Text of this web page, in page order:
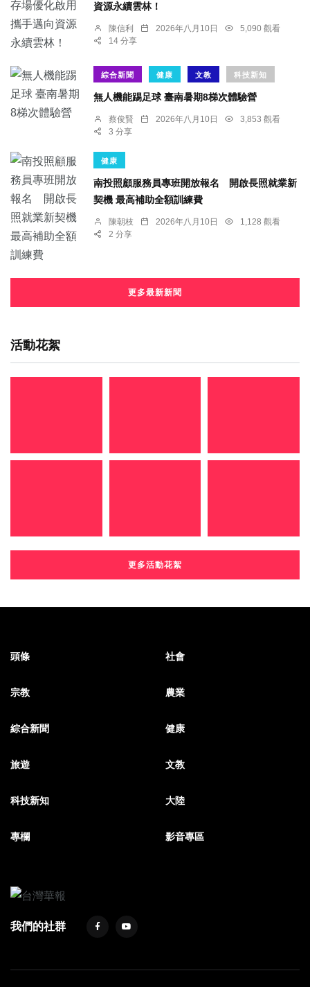
資源永續雲林！
陳信利 2026年八月10日
5,090 觀看
14 分享
綜合新聞 健康 文教 科技新知
無人機能踢足球 臺南暑期8梯次體驗營
蔡俊賢 2026年八月10日
3,853 觀看
3 分享
健康
南投照顧服務員專班開放報名 開啟長照就業新
契機 最高補助全額訓練費
陳朝枝 2026年八月10日
1,128 觀看
2 分享
更多最新新聞
活動花絮
更多活動花絮
頭條 社會
宗教 農業
綜合新聞 健康
旅遊 文教
科技新知 大陸
專欄 影音專區
我們的社群